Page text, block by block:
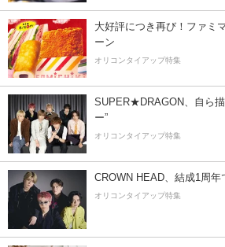
大好評につき再び！ファミ
ーン
オリコンタイアップ特集
SUPER★DRAGON、自ら
ー”
オリコンタイアップ特集
CROWN HEAD、結成1周年
オリコンタイアップ特集